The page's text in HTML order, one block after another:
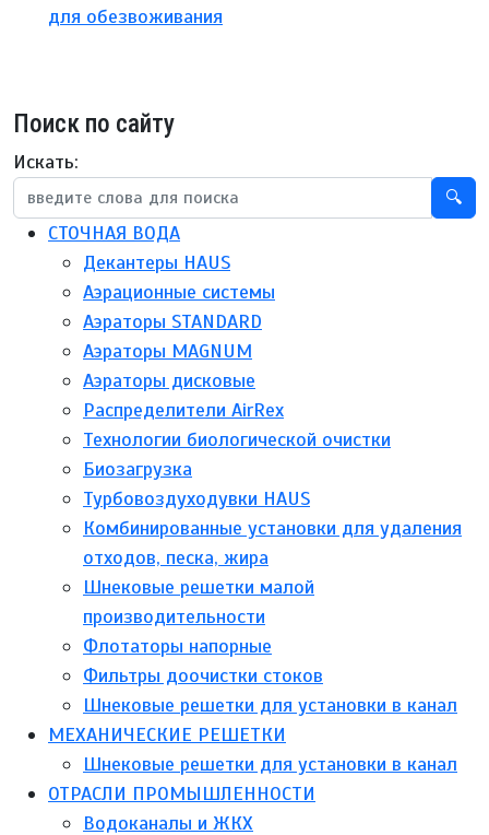
для обезвоживания
Поиск по сайту
Искать:
🔍
СТОЧНАЯ ВОДА
Декантеры HAUS
Аэрационные системы
Аэраторы STANDARD
Аэраторы MAGNUM
Аэраторы дисковые
Распределители AirRex
Технологии биологической очистки
Биозагрузка
Турбовоздуходувки HAUS
Комбинированные установки для удаления
отходов, песка, жира
Шнековые решетки малой
производительности
Флотаторы напорные
Фильтры доочистки стоков
Шнековые решетки для установки в канал
МЕХАНИЧЕСКИЕ РЕШЕТКИ
Шнековые решетки для установки в канал
ОТРАСЛИ ПРОМЫШЛЕННОСТИ
Водоканалы и ЖКХ